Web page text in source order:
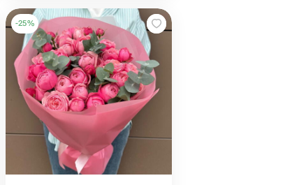
-25%